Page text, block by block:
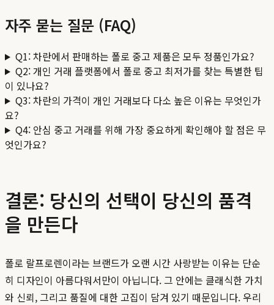
자주 묻는 질문 (FAQ)
Q1: 차란에서 판매하는 폴로 중고 제품은 모두 정품인가요?
Q2: 개인 거래 플랫폼에서 폴로 중고 최저가를 찾는 특별한 팁
이 있나요?
Q3: 차란의 가격이 개인 거래보다 다소 높은 이유는 무엇인가
요?
Q4: 안심 중고 거래를 위해 가장 중요하게 확인해야 할 점은 무
엇인가요?
결론: 당신의 선택이 당신의 품격
을 만든다
폴로 랄프로렌이라는 브랜드가 오랜 시간 사랑받는 이유는 단순
히 디자인이 아름다워서만이 아닙니다. 그 안에는 클래식한 가치
와 신뢰, 그리고 품질에 대한 고집이 담겨 있기 때문입니다. 우리